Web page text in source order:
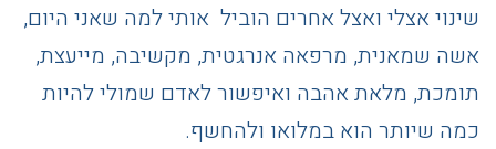
שינוי אצלי ואצל אחרים הוביל אותי למה שאני היום,
אשה שמאנית, מרפאה אנרגטית, מקשיבה, מייעצת,
תומכת, מלאת אהבה ואיפשור לאדם שמולי להיות
כמה שיותר הוא במלואו ולהחשף.